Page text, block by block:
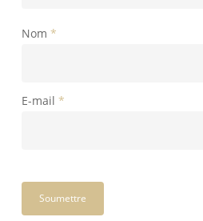
Nom *
E-mail *